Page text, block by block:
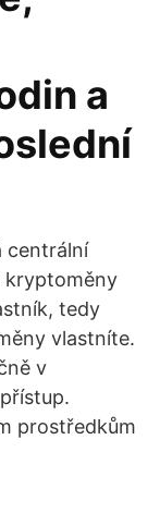
a
centrální
kryptoměny
tedy
vlastníte.
v
prostředkům